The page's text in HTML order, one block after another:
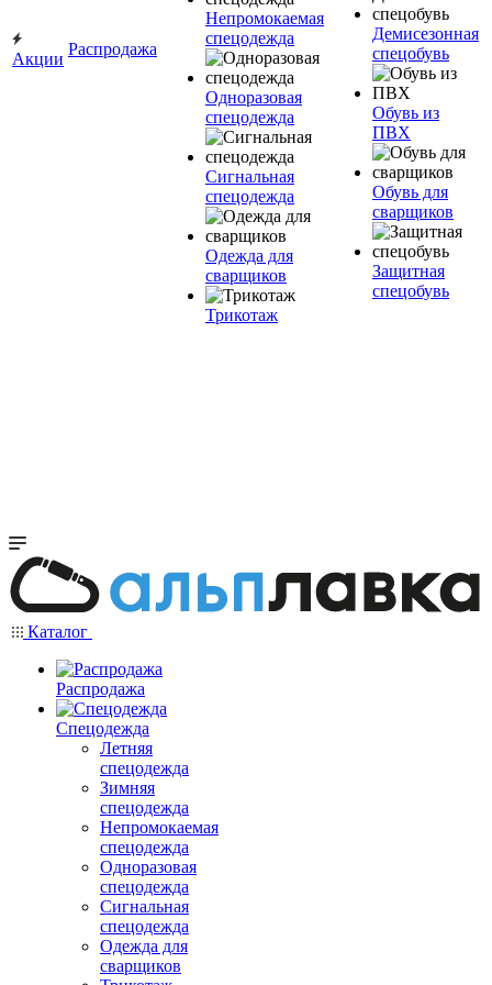
Акции
Распродажа
Непромокаемая
спецодежда
Одноразовая
спецодежда
Сигнальная
спецодежда
Одежда для
сварщиков
Трикотаж
Демисезонная
спецобувь
Обувь из
ПВХ
Обувь для
сварщиков
Защитная
спецобувь
Каталог
Распродажа
Спецодежда
Летняя
спецодежда
Зимняя
спецодежда
Непромокаемая
спецодежда
Одноразовая
спецодежда
Сигнальная
спецодежда
Одежда для
сварщиков